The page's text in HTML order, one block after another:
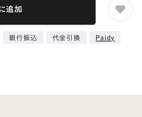
追加
銀行振込 代金引換 Paidy